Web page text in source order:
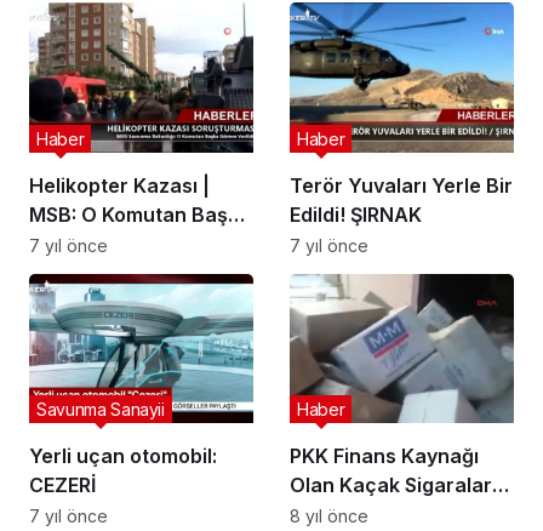
Helikopter Kazası |
MSB: O Komutan Başka
Göreve Verildi
Haber
7 yıl önce
Terör Yuvaları Yerle Bir
Edildi! ŞIRNAK
Haber
7 yıl önce
Yerli uçan otomobil:
CEZERİ
Savunma Sanayii
7 yıl önce
PKK Finans Kaynağı
Olan Kaçak Sigaralara
Operasyon
Haber
8 yıl önce